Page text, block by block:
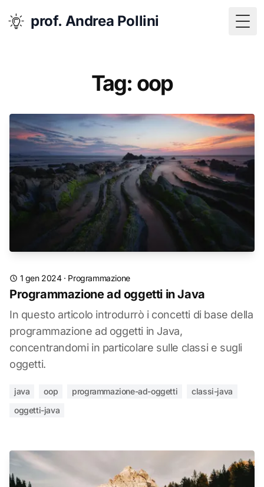
prof. Andrea Pollini
Tag: oop
1 gen 2024· Programmazione
Programmazione ad oggetti in Java
In questo articolo introdurrò i concetti di base della
programmazione ad oggetti in Java,
concentrandomi in particolare sulle classi e sugli
oggetti.
java oop programmazione-ad-oggetti
classi-java
oggetti-java